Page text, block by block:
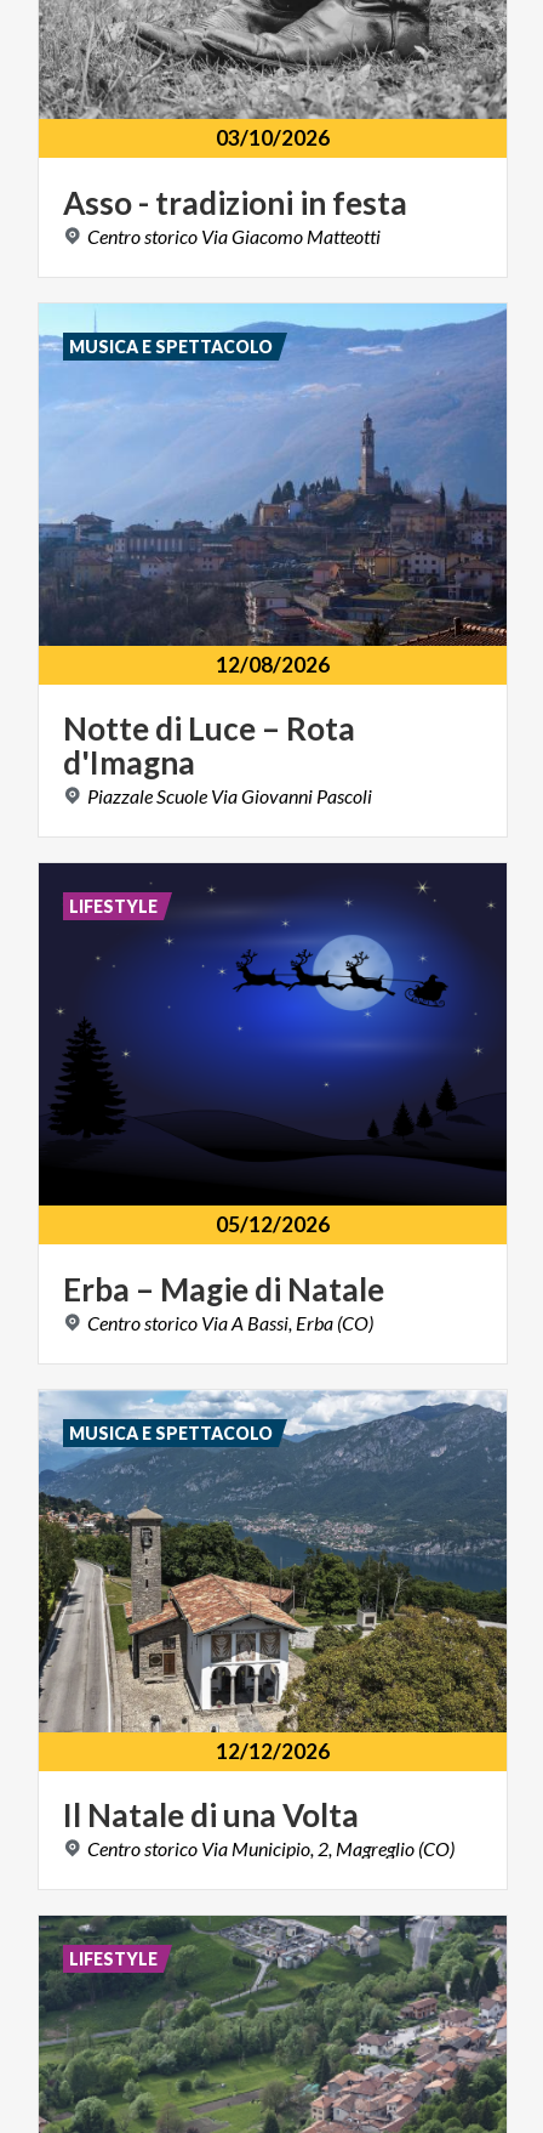
03/10/2026
Asso- tradizioni in festa
Centro storico ViaGiacomo Matteotti
12/08/2026
Nottedi Luce – Rota
d'Imagna
PiazzaleScuole ViaGiovanni Pascoli
MUSICA E SPETTACOLO
05/12/2026
Erba – Magiedi Natale
Centro storico ViaA Bassi, Erba (CO)
LIFESTYLE
12/12/2026
Il Nataledi unaVolta
Centrostorico Via Municipio, 2, Magreglio (CO)
MUSICA E SPETTACOLO
LIFESTYLE